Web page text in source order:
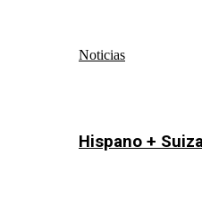
Noticias
Hispano +